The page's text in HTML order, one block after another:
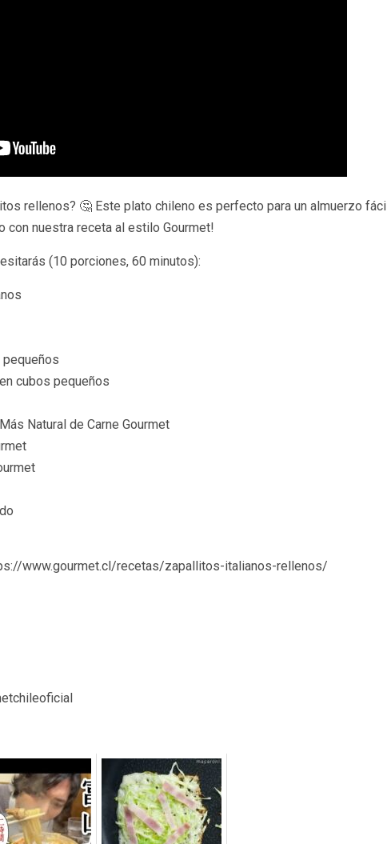
rellenos? 🤔 Este plato chileno es perfecto para un almuerzo fácil
con nuestra receta al estilo Gourmet!
(10 porciones, 60 minutos):
cubos pequeños
Natural de Carne Gourmet
www.gourmet.cl/recetas/zapallitos-italianos-rellenos/